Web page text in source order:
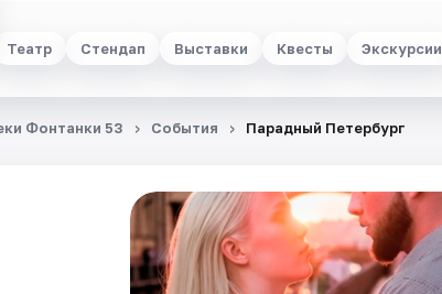
Театр Стендап Выставки Квесты Экскурсии
Фонтанки 53 События Парадный Петербург